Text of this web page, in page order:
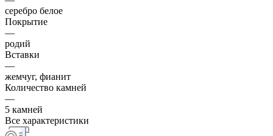
серебро белое
Покрытие
—
родий
Вставки
—
жемчуг, фианит
Количество камней
—
5 камней
Все характеристики